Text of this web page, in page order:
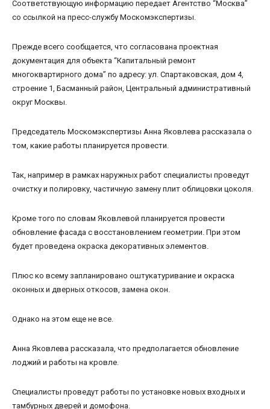
Соответствующую информацию передает Агентство “Москва”
со ссылкой на пресс-службу Москомэкспертизы.
Прежде всего сообщается, что согласована проектная
документация для объекта “Капитальный ремонт
многоквартирного дома” по адресу: ул. Спартаковская, дом 4,
строение 1, Басманный район, Центральный административный
округ Москвы.
Председатель Москомэкспертизы Анна Яковлева рассказала о
том, какие работы планируется провести.
Так, например в рамках наружных работ специалисты проведут
очистку и полировку, частичную замену плит облицовки цоколя.
Кроме того по словам Яковлевой планируется провести
обновление фасада с восстановлением геометрии. При этом
будет проведена окраска декоративных элементов.
Плюс ко всему запланировано оштукатуривание и окраска
оконных и дверных откосов, замена окон.
Однако на этом еще не все.
Анна Яковлева рассказала, что предполагается обновление
лоджий и работы на кровле.
Специалисты проведут работы по установке новых входных и
тамбурных дверей и домофона.